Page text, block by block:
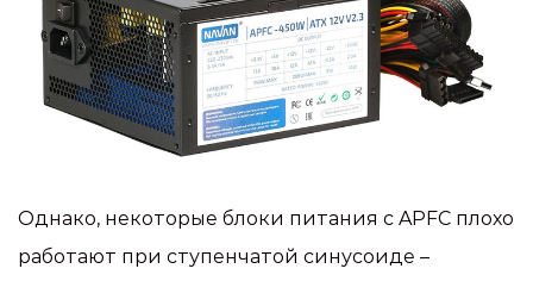
Однако, некоторые блоки питания с APFC плохо
работают при ступенчатой синусоиде –